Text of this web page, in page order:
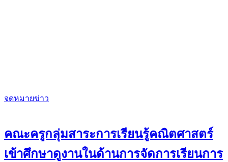
จดหมายข่าว
คณะครูกลุ่มสาระการเรียนรู้คณิตศาสตร์
เข้าศึกษาดูงานในด้านการจัดการเรียนการ